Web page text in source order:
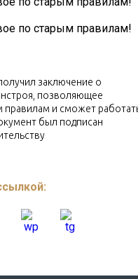
заключение о
позволяющее
правилам и сможет
был подписан